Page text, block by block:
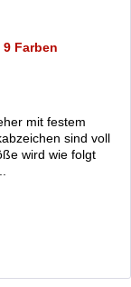
Farben
mit festem
sind voll
wird wie folgt